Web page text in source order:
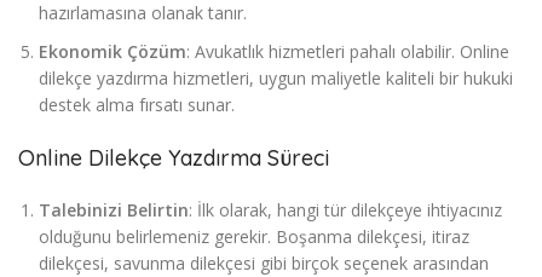
hazırlamasına olanak tanır.
Ekonomik Çözüm: Avukatlık hizmetleri pahalı olabilir. Online
dilekçe yazdırma hizmetleri, uygun maliyetle kaliteli bir hukuki
destek alma fırsatı sunar.
Online Dilekçe Yazdırma Süreci
Talebinizi Belirtin: İlk olarak, hangi tür dilekçeye ihtiyacınız
olduğunu belirlemeniz gerekir. Boşanma dilekçesi, itiraz
dilekçesi, savunma dilekçesi gibi birçok seçenek arasından